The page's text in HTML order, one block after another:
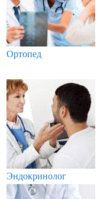
Ортопед
Эндокринолог